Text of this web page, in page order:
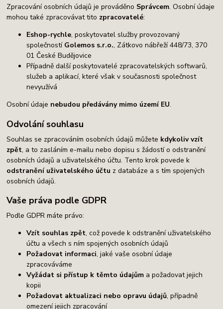
Zpracování osobních údajů je prováděno Správcem. Osobní údaje
mohou také zpracovávat tito zpracovatelé:
Eshop-rychle, poskytovatel služby provozovaný
společností Golemos s.r.o., Zátkovo nábřeží 448/73, 370
01 České Budějovice
Případně další poskytovatelé zpracovatelských softwarů,
služeb a aplikací, které však v současnosti společnost
nevyužívá
Osobní údaje nebudou předávány mimo území EU.
Odvolání souhlasu
Souhlas se zpracováním osobních údajů můžete kdykoliv vzít
zpět, a to zasláním e-mailu nebo dopisu s žádostí o odstranění
osobních údajů a uživatelského účtu. Tento krok povede k
odstranění uživatelského účtu z databáze a s tím spojených
osobních údajů.
Vaše práva podle GDPR
Podle GDPR máte právo:
Vzít souhlas zpět, což povede k odstranění uživatelského
účtu a všech s ním spojených osobních údajů
Požadovat informaci, jaké vaše osobní údaje
zpracováváme
Vyžádat si přístup k těmto údajům a požadovat jejich
kopii
Požadovat aktualizaci nebo opravu údajů, případně
omezení jejich zpracování